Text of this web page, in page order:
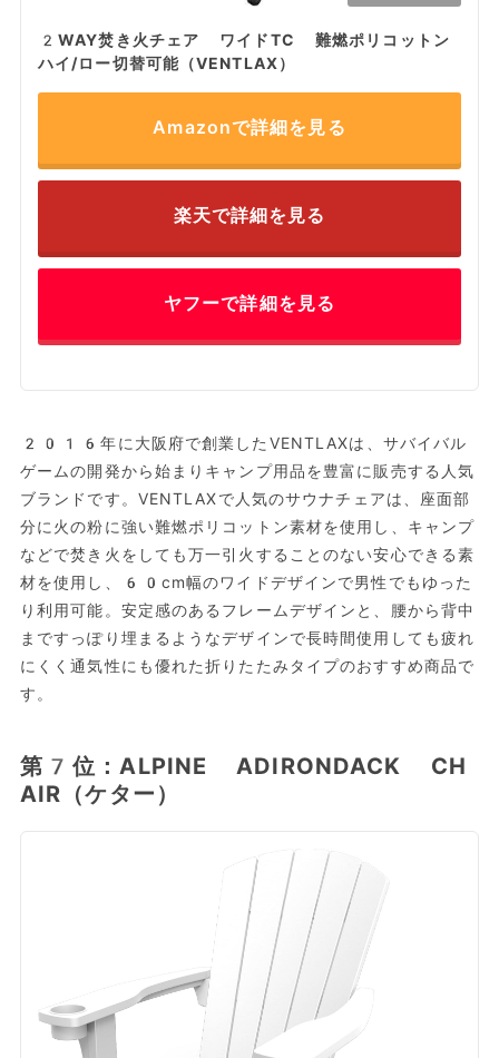
2WAY焚き火チェア ワイドTC 難燃ポリコットン
ハイ/ロー切替可能（VENTLAX）
Amazonで詳細を見る
楽天で詳細を見る
ヤフーで詳細を見る
2016年に大阪府で創業したVENTLAXは、サバイバル
ゲームの開発から始まりキャンプ用品を豊富に販売する人気
ブランドです。VENTLAXで人気のサウナチェアは、座面部
分に火の粉に強い難燃ポリコットン素材を使用し、キャンプ
などで焚き火をしても万一引火することのない安心できる素
材を使用し、60cm幅のワイドデザインで男性でもゆった
り利用可能。安定感のあるフレームデザインと、腰から背中
まですっぽり埋まるようなデザインで長時間使用しても疲れ
にくく通気性にも優れた折りたたみタイプのおすすめ商品で
す。
第7位：ALPINE ADIRONDACK CH
AIR（ケター）